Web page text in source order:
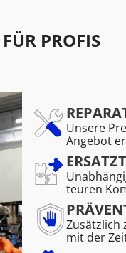
FÜR PROFIS
Unsere
Angebot
teuren
Zusätzlich
mit der